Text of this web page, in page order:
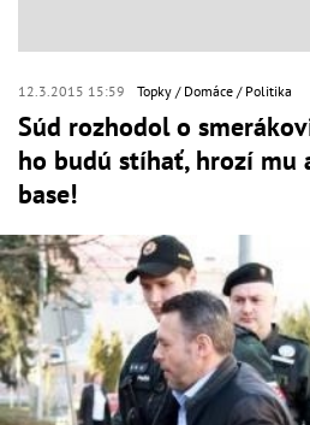
12.3.2015 15:59 Topky Domáce Politika
Súd rozhodol o
ho budú stíhať, hrozí mu
base!